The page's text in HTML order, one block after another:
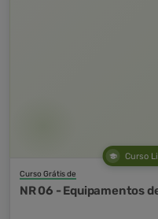
Curso
Curso Grátis de
NR 06 - Equipamentos